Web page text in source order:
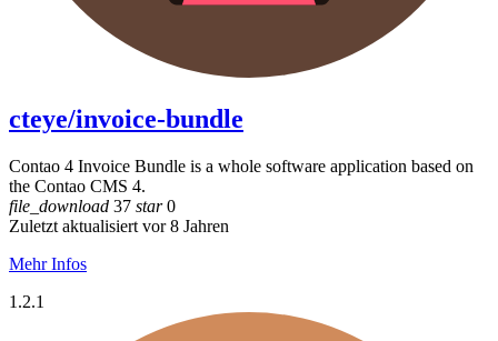
cteye/invoice-bundle
Contao 4 Invoice Bundle is a whole software application based on
the Contao CMS 4.
file_download 37 star0
Zuletzt aktualisiert vor 8 Jahren
Mehr Infos
1.2.1